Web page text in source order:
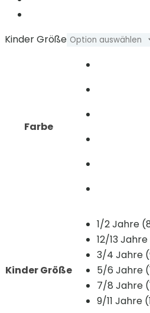
Kinder Größe
Farbe
Kinder Größe
1/2 Jahre
12/13 Jahre
3/4 Jahre
5/6 Jahre
7/8 Jahre
9/11 Jahre